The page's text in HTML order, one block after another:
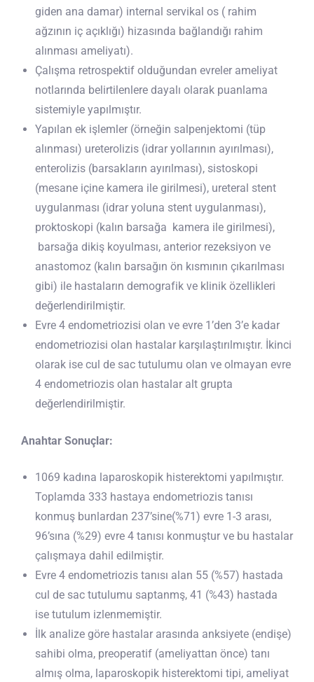
giden ana damar) internal servikal os ( rahim
ağzının iç açıklığı) hizasında bağlandığı rahim
alınması ameliyatı).
Çalışma retrospektif olduğundan evreler ameliyat
notlarında belirtilenlere dayalı olarak puanlama
sistemiyle yapılmıştır.
Yapılan ek işlemler (örneğin salpenjektomi (tüp
alınması) ureterolizis (idrar yollarının ayırılması),
enterolizis (barsakların ayırılması), sistoskopi
(mesane içine kamera ile girilmesi), ureteral stent
uygulanması (idrar yoluna stent uygulanması),
proktoskopi (kalın barsağa kamera ile girilmesi),
barsağa dikiş koyulması, anterior rezeksiyon ve
anastomoz (kalın barsağın ön kısmının çıkarılması
gibi) ile hastaların demografik ve klinik özellikleri
değerlendirilmiştir.
Evre 4 endometriozisi olan ve evre 1’den 3’e kadar
endometriozisi olan hastalar karşılaştırılmıştır. İkinci
olarak ise cul de sac tutulumu olan ve olmayan evre
4 endometriozis olan hastalar alt grupta
değerlendirilmiştir.
Anahtar Sonuçlar:
1069 kadına laparoskopik histerektomi yapılmıştır.
Toplamda 333 hastaya endometriozis tanısı
konmuş bunlardan 237’sine(%71) evre 1-3 arası,
96’sına (%29) evre 4 tanısı konmuştur ve bu hastalar
çalışmaya dahil edilmiştir.
Evre 4 endometriozis tanısı alan 55 (%57) hastada
cul de sac tutulumu saptanmş, 41 (%43) hastada
ise tutulum izlenmemiştir.
İlk analize göre hastalar arasında anksiyete (endişe)
sahibi olma, preoperatif (ameliyattan önce) tanı
almış olma, laparoskopik histerektomi tipi, ameliyat